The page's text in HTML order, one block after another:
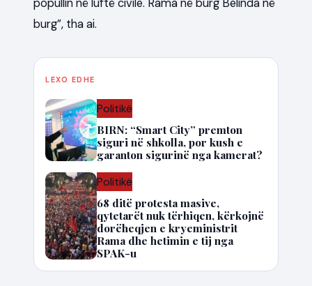
popullin në luftë civile. Rama në burg Belinda në
burg”, tha ai.
LEXO EDHE
Politikë
BIRN: “Smart City” premton
siguri në shkolla, por kush e
garanton sigurinë nga kamerat?
Politikë
68 ditë protesta masive,
qytetarët nuk tërhiqen, kërkojnë
dorëheqjen e kryeministrit
Rama dhe hetimin e tij nga
SPAK-u